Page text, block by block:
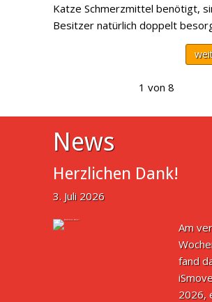
Katze Schmerzmittel benötigt,
Besitzer natürlich doppelt
1 von 8
News
Herzlichen Dank!
3. Juli 2026
Am
fand
2026,